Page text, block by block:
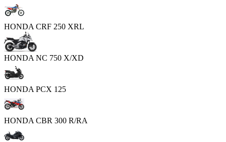
HONDA CRF 250 XRL
HONDA NC 750 X/XD
HONDA PCX 125
HONDA CBR 300 R/RA